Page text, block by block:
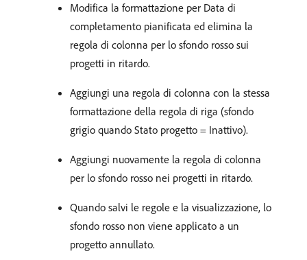
Modifica la formattazione per Data di
completamento pianificata ed elimina la
regola di colonna per lo sfondo rosso sui
progetti in ritardo.
Aggiungi una regola di colonna con la stessa
formattazione della regola di riga (sfondo
grigio quando Stato progetto = Inattivo).
Aggiungi nuovamente la regola di colonna
per lo sfondo rosso nei progetti in ritardo.
Quando salvi le regole e la visualizzazione, lo
sfondo rosso non viene applicato a un
progetto annullato.